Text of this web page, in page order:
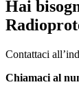
Hai
Contattaci
Chiamaci al